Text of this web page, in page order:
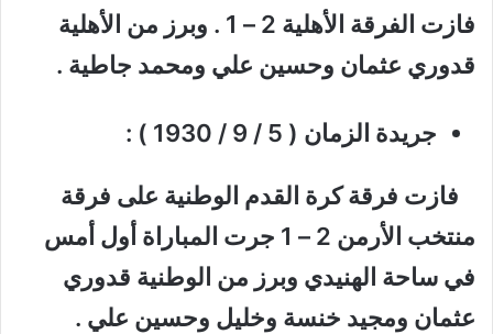
فازت الفرقة الأهلية 2 – 1 . وبرز من الأهلية
قدوري عثمان وحسين علي ومحمد جاطية .
جريدة الزمان ( 5 / 9 / 1930 ) :
فازت فرقة كرة القدم الوطنية على فرقة
منتخب الأرمن 2 – 1 جرت المباراة أول أمس
في ساحة الهنيدي وبرز من الوطنية قدوري
عثمان ومجيد خنسة وخليل وحسين علي .